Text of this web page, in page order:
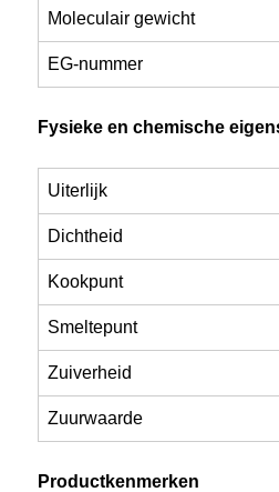
Moleculair gewicht
EG-nummer
Fysieke en chemische
Uiterlijk
Dichtheid
Kookpunt
Smeltepunt
Zuiverheid
Zuurwaarde
Productkenmerken